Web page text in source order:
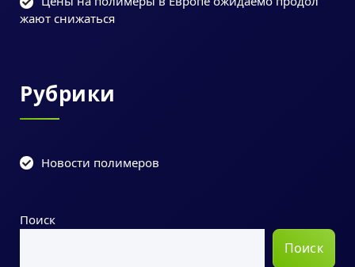
жают снижаться
Рубрики
Новости полимеров
Поиск
Поиск